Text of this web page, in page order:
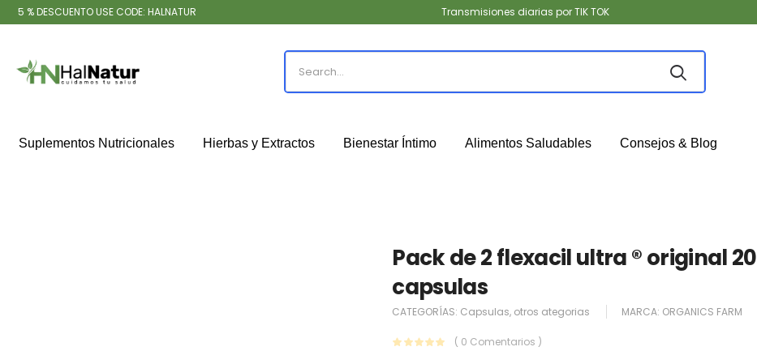
5 % DESCUENTO USE CODE: HALNATUR Transmisiones diarias por TIK TOK
Suplementos Nutricionales Hierbas y Extractos Bienestar Íntimo Alimentos Saludables Consejos & Blog
Pack de 2 flexacil ultra ® original 20
capsulas
CATEGORÍAS: Capsulas, otros ategorias MARCA: ORGANICS FARM
( 0 Comentarios )